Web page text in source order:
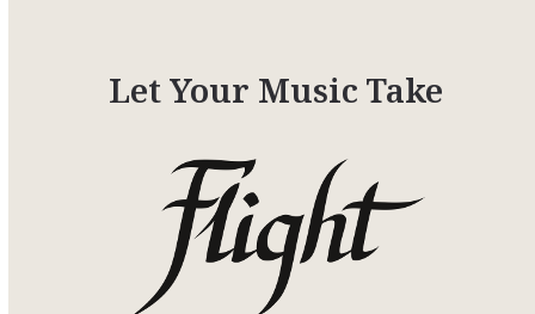
Let Your Music Take